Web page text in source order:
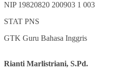
NIP 19820820 200903 1 003
STAT PNS
GTK Guru Bahasa Inggris
Rianti Marlistriani, S.Pd.